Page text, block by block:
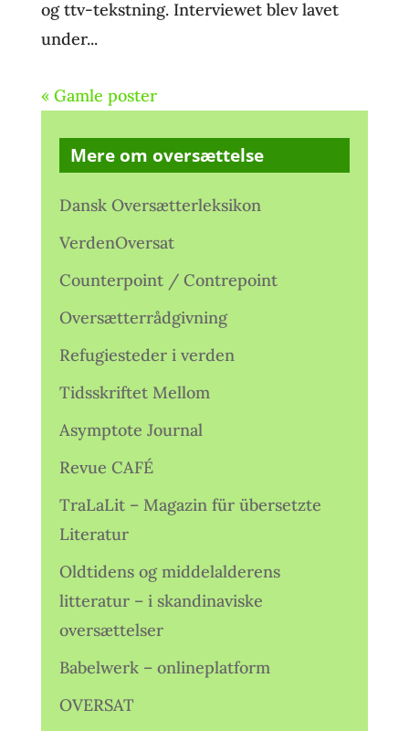
og ttv-tekstning. Interviewet blev lavet
under...
« Gamle poster
Mere om oversættelse
Dansk Oversætterleksikon
VerdenOversat
Counterpoint / Contrepoint
Oversætterrådgivning
Refugiesteder i verden
Tidsskriftet Mellom
Asymptote Journal
Revue CAFÉ
TraLaLit – Magazin für übersetzte
Literatur
Oldtidens og middelalderens
litteratur – i skandinaviske
oversættelser
Babelwerk – onlineplatform
OVERSAT